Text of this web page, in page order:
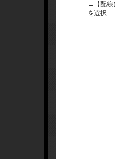
→【配線
を選択